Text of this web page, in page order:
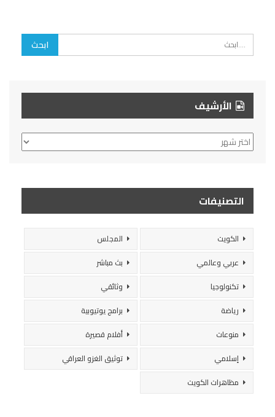
الأرشيف
الأرشيف
التصنيفات
الكويت
المجلس
عربي وعالمي
بث مباشر
تكنولوجيا
وثائقي
رياضة
برامج يوتيوبية
منوعات
أفلام قصيرة
إسلامي
توثيق الغزو العراقي
مظاهرات الكويت